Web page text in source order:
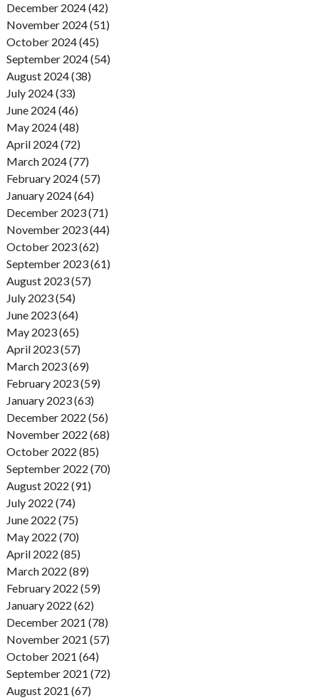
December 2024 (42)
November 2024 (51)
October 2024 (45)
September 2024 (54)
August 2024 (38)
July 2024 (33)
June 2024 (46)
May 2024 (48)
April 2024 (72)
March 2024 (77)
February 2024 (57)
January 2024 (64)
December 2023 (71)
November 2023 (44)
October 2023 (62)
September 2023 (61)
August 2023 (57)
July 2023 (54)
June 2023 (64)
May 2023 (65)
April 2023 (57)
March 2023 (69)
February 2023 (59)
January 2023 (63)
December 2022 (56)
November 2022 (68)
October 2022 (85)
September 2022 (70)
August 2022 (91)
July 2022 (74)
June 2022 (75)
May 2022 (70)
April 2022 (85)
March 2022 (89)
February 2022 (59)
January 2022 (62)
December 2021 (78)
November 2021 (57)
October 2021 (64)
September 2021 (72)
August 2021 (67)